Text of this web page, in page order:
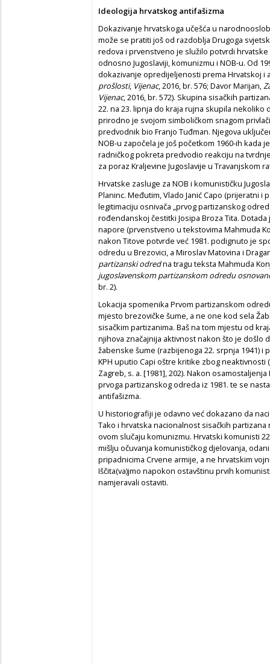
Ideologija hrvatskog antifašizma
Dokazivanje hrvatskoga učešća u
može se pratiti još od razdoblja Drugoga
redova i prvenstveno je služilo potvrdi
odnosno Jugoslaviji, komunizmu i NOB-u. Od
dokazivanje opredijeljenosti prema Hrvatskoj i
prošlosti, Vijenac, 2016, br. 576; Davor Marijan,
Vijenac, 2016, br. 572). Skupina sisačkih
22. na 23. lipnja do kraja rujna skupila nekoliko
prirodno je svojom simboličkom snagom
predvodnik bio Franjo Tuđman. Njegova
NOB-u započela je još početkom 1960-ih kada
radničkog pokreta predvodio reakciju na
za poraz Kraljevine Jugoslavije u Travanjskom
Hrvatske zasluge za NOB i komunističku
Planinc. Međutim, Vlado Janić Capo (prijeratni i
legitimaciju osnivača „prvog partizanskog
rođendanskoj čestitki Josipa Broza Tita.
napore (prvenstveno u tekstovima Mahmuda
nakon Titove potvrde već 1981. podignuto je
odredu u Brezovici, a Miroslav Matovina i
partizanski odredna tragu teksta Mahmuda
jugoslavenskom partizanskom odredu
br. 2).
Lokacija spomenika Prvom partizanskom
mjesto brezovičke šume, a ne one kod sela
sisačkim partizanima. Baš na tom mjestu od
njihova značajnija aktivnost nakon što je došlo
žabenske šume (razbijenoga 22. srpnja 1941) i
KPH uputio Capi oštre kritike zbog neaktivnosti
Zagreb, s. a. [1981], 202). Nakon
prvoga partizanskog odreda iz 1981. te se
antifašizma.
U historiografiji je odavno već dokazano da
Tako i hrvatska nacionalnost sisačkih
ovom slučaju komunizmu. Hrvatski komunisti
mišlju očuvanja komunističkog djelovanja,
pripadnicima Crvene armije, a ne hrvatskim
Iščita(va)jmo napokon ostavštinu prvih
namjeravali ostaviti.